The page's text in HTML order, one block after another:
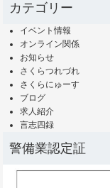
カテゴリー
イベント情報
オンライン関係
お知らせ
さくらつれづれ
さくらにゅーす
ブログ
求人紹介
言志四録
警備業認定証